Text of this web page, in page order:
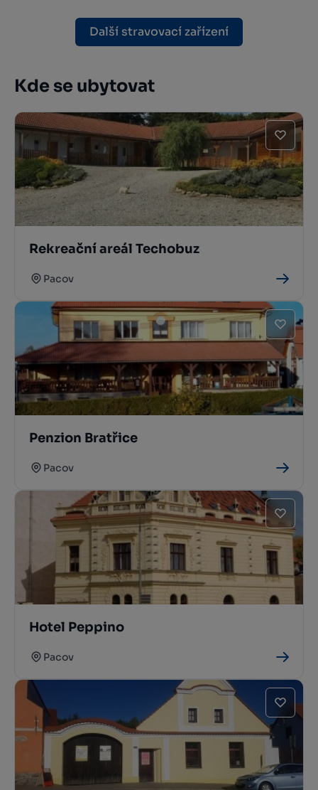
Další stravovací zařízení
Kde se ubytovat
Rekreační areál Techobuz
Pacov
Penzion Bratřice
Pacov
Hotel Peppino
Pacov